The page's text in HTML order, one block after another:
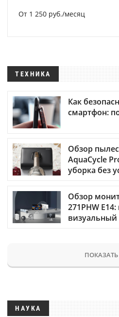
От 1 250 руб./месяц
ТЕХНИКА
Как
смартфон:
Обзор
AquaCycle
уборка без
Обзор
271PHW
НАУКА